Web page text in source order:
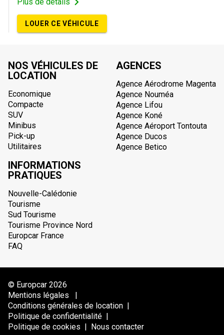
Plus de détails
LOUER CE VÉHICULE
NOS VÉHICULES DE
LOCATION
Economique
Compacte
SUV
Minibus
Pick-up
Utilitaires
AGENCES
Agence Aérodrome Magenta
Agence Nouméa
Agence Lifou
Agence Koné
Agence Aéroport Tontouta
Agence Ducos
Agence Betico
INFORMATIONS
PRATIQUES
Nouvelle-Calédonie
Tourisme
Sud Tourisme
Tourisme Province Nord
Europcar France
FAQ
© Europcar 2026
Mentions légales
|
Conditions générales de location |
Politique de confidentialité |
Politique de cookies | Nous contacter